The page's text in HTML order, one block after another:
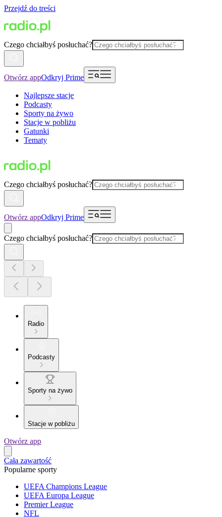
Przejdź do treści
Czego chciałbyś posłuchać?
Otwórz appOdkryj Prime
Najlepsze stacje
Podcasty
Sporty na żywo
Stacje w pobliżu
Gatunki
Tematy
Czego chciałbyś posłuchać?
Otwórz appOdkryj Prime
Czego chciałbyś posłuchać?
Radio
Podcasty
Sporty na żywo
Stacje w pobliżu
Otwórz app
Cała zawartość
Popularne sporty
UEFA Champions League
UEFA Europa League
Premier League
NFL